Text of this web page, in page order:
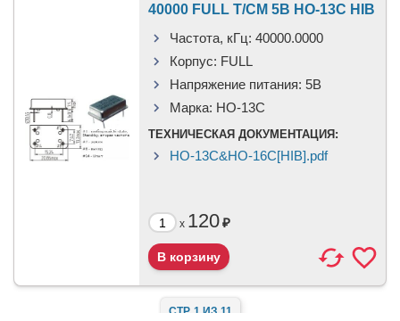
40000 FULL T/CM 5В HO-13C HIB
Частота, кГц: 40000.0000
Корпус: FULL
Напряжение питания: 5В
Марка: HO-13C
ТЕХНИЧЕСКАЯ ДОКУМЕНТАЦИЯ:
HO-13C&HO-16C[HIB].pdf
x 120₽
СТР. 1 ИЗ 11